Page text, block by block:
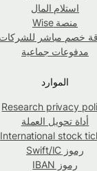
استلام المال
منصة Wise
خصم مباشر للشركات
مدفوعات جماعية
الموارد
Research privacy
أداة تحويل العملة
International stock
رموز Swift/IC
رموز IBAN